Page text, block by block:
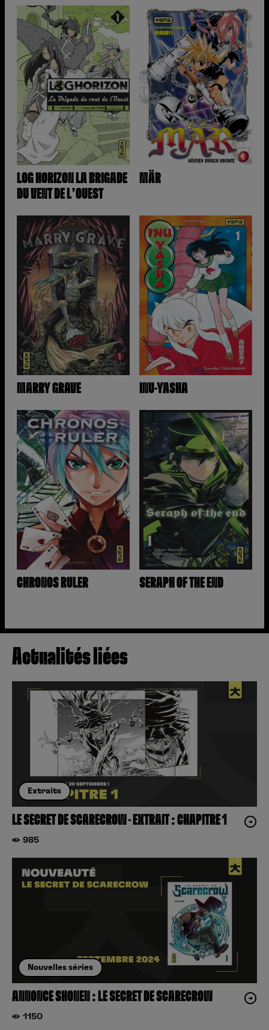
LOG HORIZON LA BRIGADE
DU VENT DE L'OUEST
MÄR
MARRY GRAVE INU-YASHA
CHRONOS RULER SERAPH OF THE END
Actualités liées
Extraits
LE SECRET DE SCARECROW – EXTRAIT : CHAPITRE 1
985
Nouvelles séries
ANNONCE SHONEN : LE SECRET DE SCARECROW
1150